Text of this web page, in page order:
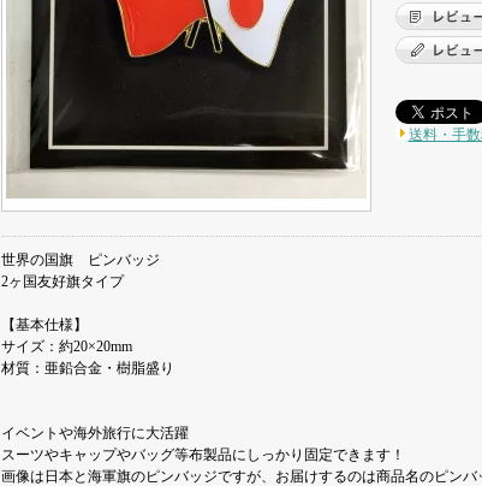
送料・手
世界の国旗 ピンバッジ
2ヶ国友好旗タイプ
【基本仕様】
サイズ：約20×20mm
材質：亜鉛合金・樹脂盛り
イベントや海外旅行に大活躍
スーツやキャップやバッグ等布製品にしっかり固定できます！
画像は日本と海軍旗のピンバッジですが、お届けするのは商品名のピンバ